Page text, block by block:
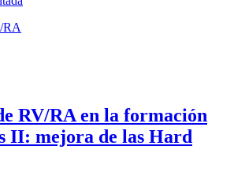
RV/RA en la formación
II: mejora de las Hard